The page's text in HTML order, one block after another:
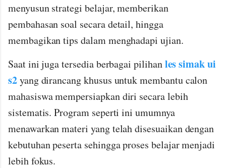
menyusun strategi belajar, memberikan
pembahasan soal secara detail, hingga
membagikan tips dalam menghadapi ujian.
Saat ini juga tersedia berbagai pilihanles simak ui
s2yang dirancang khusus untuk membantu calon
mahasiswa mempersiapkan diri secara lebih
sistematis. Program seperti ini umumnya
menawarkan materi yang telah disesuaikan dengan
kebutuhan peserta sehingga proses belajar menjadi
lebih fokus.